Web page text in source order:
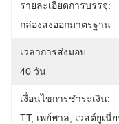
รายละเอียดการบรรจุ:
กล่องส่งออกมาตรฐาน
เวลาการส่งมอบ:
40 วัน
เงื่อนไขการชำระเงิน:
TT, เพย์พาล, เวสต์ยูเนี่